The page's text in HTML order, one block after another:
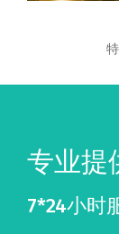
专业提
7*24小时